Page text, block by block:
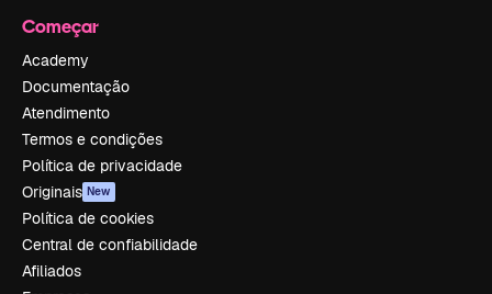
Começar
Academy
Documentação
Atendimento
Termos e condições
Política de privacidade
Originais New
Política de cookies
Central de confiabilidade
Afiliados